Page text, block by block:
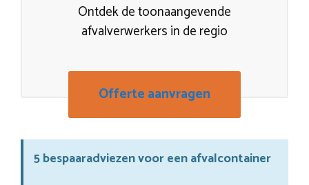
Ontdek de toonaangevende
afvalverwerkers in de regio
Offerte aanvragen
5 bespaaradviezen voor een afvalcontainer